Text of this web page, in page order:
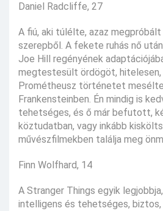
Daniel Radcliffe, 27
A fiú, aki túlélte, azaz
szerepből. A fekete ruhás nő
Joe Hill regényének
megtestesült ördögöt, hitelesen,
Prométheusz történetet
Frankensteinben. Én mindig is
tehetséges, és ő már befutott,
köztudatban, vagy inkább
művészfilmekben találja meg
Finn Wolfhard, 14
A Stranger Things egyik
intelligens és tehetséges,